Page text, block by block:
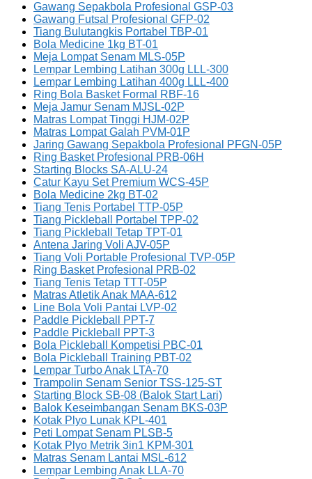
Gawang Sepakbola Profesional GSP-03
Gawang Futsal Profesional GFP-02
Tiang Bulutangkis Portabel TBP-01
Bola Medicine 1kg BT-01
Meja Lompat Senam MLS-05P
Lempar Lembing Latihan 300g LLL-300
Lempar Lembing Latihan 400g LLL-400
Ring Bola Basket Formal RBF-16
Meja Jamur Senam MJSL-02P
Matras Lompat Tinggi HJM-02P
Matras Lompat Galah PVM-01P
Jaring Gawang Sepakbola Profesional PFGN-05P
Ring Basket Profesional PRB-06H
Starting Blocks SA-ALU-24
Catur Kayu Set Premium WCS-45P
Bola Medicine 2kg BT-02
Tiang Tenis Portabel TTP-05P
Tiang Pickleball Portabel TPP-02
Tiang Pickleball Tetap TPT-01
Antena Jaring Voli AJV-05P
Tiang Voli Portable Profesional TVP-05P
Ring Basket Profesional PRB-02
Tiang Tenis Tetap TTT-05P
Matras Atletik Anak MAA-612
Line Bola Voli Pantai LVP-02
Paddle Pickleball PPT-7
Paddle Pickleball PPT-3
Bola Pickleball Kompetisi PBC-01
Bola Pickleball Training PBT-02
Lempar Turbo Anak LTA-70
Trampolin Senam Senior TSS-125-ST
Starting Block SB-08 (Balok Start Lari)
Balok Keseimbangan Senam BKS-03P
Kotak Plyo Lunak KPL-401
Peti Lompat Senam PLSB-5
Kotak Plyo Metrik 3in1 KPM-301
Matras Senam Lantai MSL-612
Lempar Lembing Anak LLA-70